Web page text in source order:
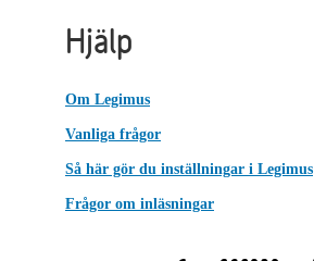
Hjälp
Om Legimus
Vanliga frågor
Så här gör du inställningar i Legimus
Frågor om inläsningar